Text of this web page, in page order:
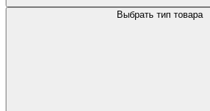
Выбрать тип товара